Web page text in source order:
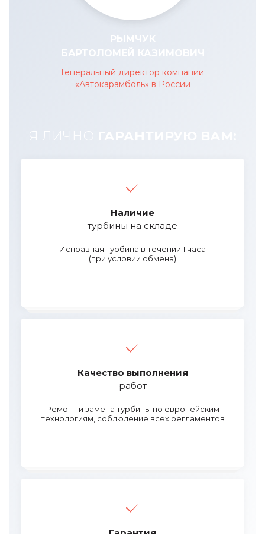
Я ЛИЧНО
Наличие
турбины на складе
Исправная турбина в течении 1 часа
(при условии обмена)
Качество выполнения
работ
Ремонт и замена турбины по европейским
технологиям, соблюдение всех регламентов
РЫМЧУК
БАРТОЛОМЕЙ КАЗИМОВИЧ
Генеральный директор компании
«Автокарамболь» в России